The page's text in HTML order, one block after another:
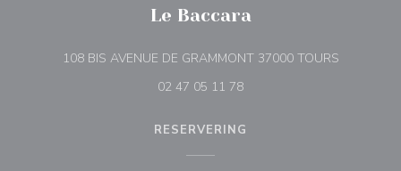
Le Baccara
108 BIS AVENUE DE GRAMMONT 37000 TOURS((opent in
02 47 05 11 78
RESERVERING